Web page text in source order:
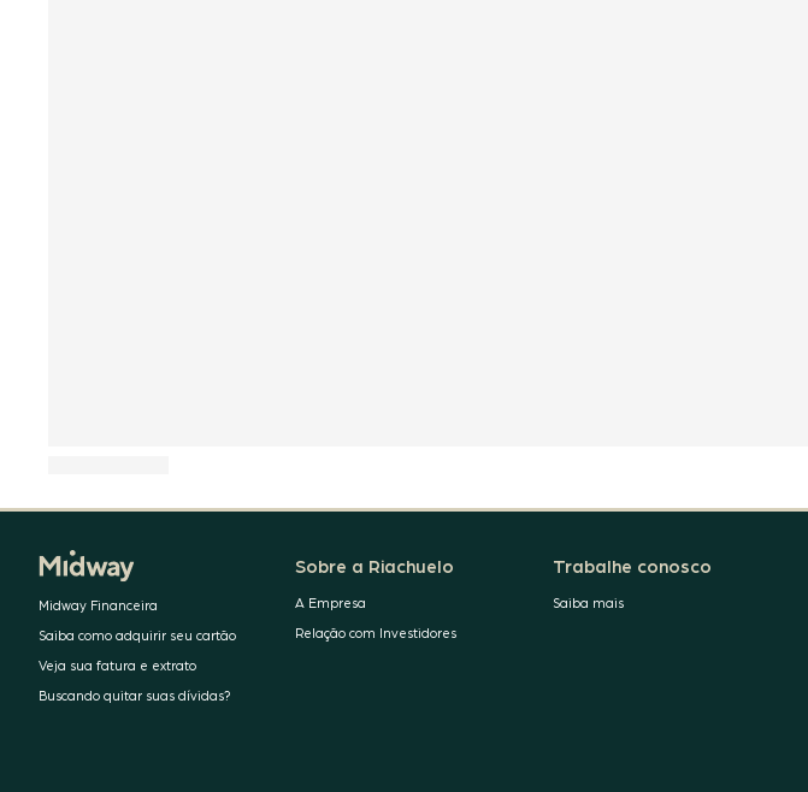
Midway Financeira
Saiba como adquirir seu cartão
Veja sua fatura e extrato
Buscando quitar suas dívidas?
Sobre a Riachuelo
A Empresa
Relação com Investidores
Trabalhe conosco
Saiba mais